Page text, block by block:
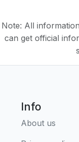
Note: All
can get official
Info
About us